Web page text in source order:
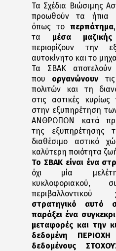
Τα Σχέδια Βιώσιμης
προωθούν τα ήπια
όπως το περπάτημα
τα μέσα
περιορίζουν την
αυτοκίνητο και το
Τα ΣΒΑΚ αποτελούν
που οργανώνουν
πολιτών και τη
στις αστικές κυρίως
στην εξυπηρέτηση
ΑΝΘΡΩΠΩΝ κατά
της εξυπηρέτησης
διαθέσιμο αστικό
καλύτερη ποιότητα
Το ΣΒΑΚ είναι ένα
όχι μία μελέτη
κυκλοφοριακού,
στρατηγικό αυτό
παράξει ένα
μεταφορές και την
δεδομένη
δεδομένους